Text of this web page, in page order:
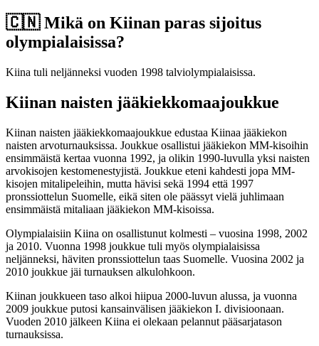
🇨🇳 Mikä on Kiinan paras sijoitus
olympialaisissa?
Kiina tuli neljänneksi vuoden 1998 talviolympialaisissa.
Kiinan naisten jääkiekkomaajoukkue
Kiinan naisten jääkiekkomaajoukkue edustaa Kiinaa jääkiekon
naisten arvoturnauksissa. Joukkue osallistui jääkiekon MM-kisoihin
ensimmäistä kertaa vuonna 1992, ja olikin 1990-luvulla yksi naisten
arvokisojen kestomenestyjistä. Joukkue eteni kahdesti jopa MM-
kisojen mitalipeleihin, mutta hävisi sekä 1994 että 1997
pronssiottelun Suomelle, eikä siten ole päässyt vielä juhlimaan
ensimmäistä mitaliaan jääkiekon MM-kisoissa.
Olympialaisiin Kiina on osallistunut kolmesti – vuosina 1998, 2002
ja 2010. Vuonna 1998 joukkue tuli myös olympialaisissa
neljänneksi, häviten pronssiottelun taas Suomelle. Vuosina 2002 ja
2010 joukkue jäi turnauksen alkulohkoon.
Kiinan joukkueen taso alkoi hiipua 2000-luvun alussa, ja vuonna
2009 joukkue putosi kansainvälisen jääkiekon I. divisioonaan.
Vuoden 2010 jälkeen Kiina ei olekaan pelannut pääsarjatason
turnauksissa.